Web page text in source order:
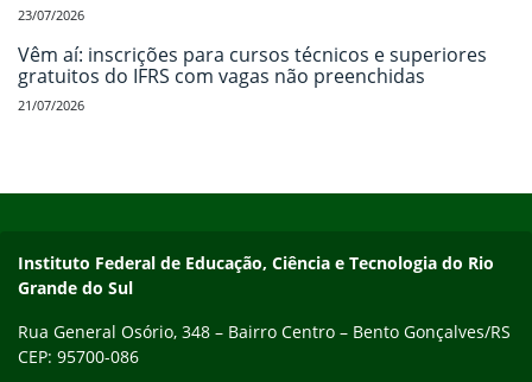
23/07/2026
Vêm aí: inscrições para cursos técnicos e superiores
gratuitos do IFRS com vagas não preenchidas
21/07/2026
Contato
Instituto Federal de Educação, Ciência e Tecnologia do Rio
Grande do Sul
Rua General Osório, 348 – Bairro Centro – Bento Gonçalves/RS
CEP: 95700-086